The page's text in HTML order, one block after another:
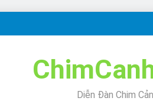
Diễn Đàn Chim